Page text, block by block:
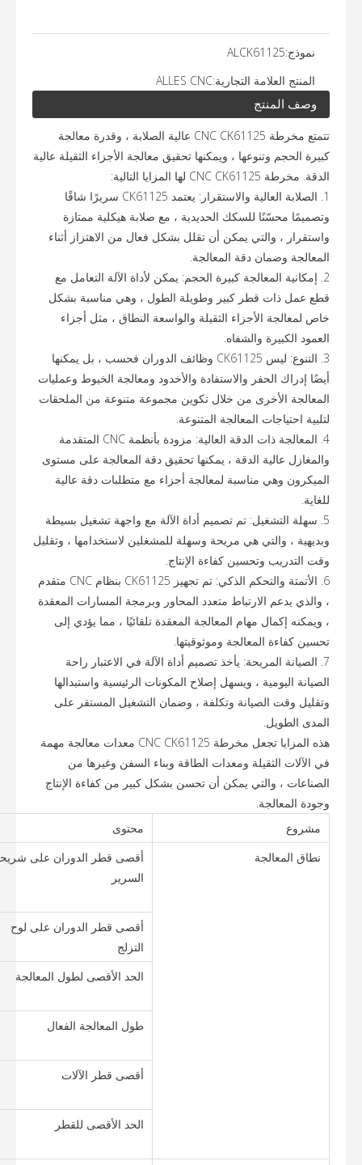
نموذج:ALCK61125
المنتج العلامة التجارية:ALLES CNC
وصف المنتج
تتمتع مخرطة CNC CK61125 عالية الصلابة ، وقدرة معالجة
كبيرة الحجم وتنوعها ، ويمكنها تحقيق معالجة الأجزاء الثقيلة عالية
الدقة. مخرطة CNC CK61125 لها المزايا التالية:
1. الصلابة العالية والاستقرار: يعتمد CK61125 سريرًا شاقًا
وتصميمًا محسّنًا للسكك الحديدية ، مع صلابة هيكلية ممتازة
واستقرار ، والتي يمكن أن تقلل بشكل فعال من الاهتزاز أثناء
المعالجة وضمان دقة المعالجة.
2. إمكانية المعالجة كبيرة الحجم: يمكن لأداة الآلة التعامل مع
قطع عمل ذات قطر كبير وطويلة الطول ، وهي مناسبة بشكل
خاص لمعالجة الأجزاء الثقيلة والواسعة النطاق ، مثل أجزاء
العمود الكبيرة والشفاه.
3. التنوع: ليس CK61125 وظائف الدوران فحسب ، بل يمكنها
أيضًا إدراك الحفر والاستفادة والأخدود ومعالجة الخيوط وعمليات
المعالجة الأخرى من خلال تكوين مجموعة متنوعة من الملحقات
لتلبية احتياجات المعالجة المتنوعة.
4. المعالجة ذات الدقة العالية: مزودة بأنظمة CNC المتقدمة
والمغازل عالية الدقة ، يمكنها تحقيق دقة المعالجة على مستوى
الميكرون وهي مناسبة لمعالجة أجزاء مع متطلبات دقة عالية
للغاية.
5. سهلة التشغيل: تم تصميم أداة الآلة مع واجهة تشغيل بسيطة
وبديهية ، والتي هي مريحة وسهلة للمشغلين لاستخدامها ، وتقليل
وقت التدريب وتحسين كفاءة الإنتاج.
6. الأتمتة والتحكم الذكي: تم تجهيز CK61125 بنظام CNC متقدم
، والذي يدعم الارتباط متعدد المحاور وبرمجة المسارات المعقدة
، ويمكنه إكمال مهام المعالجة المعقدة تلقائيًا ، مما يؤدي إلى
تحسين كفاءة المعالجة وموثوقيتها.
7. الصيانة المريحة: يأخذ تصميم أداة الآلة في الاعتبار راحة
الصيانة اليومية ، ويسهل إصلاح المكونات الرئيسية واستبدالها
وتقليل وقت الصيانة وتكلفة ، وضمان التشغيل المستقر على
المدى الطويل.
هذه المزايا تجعل مخرطة CNC CK61125 معدات معالجة مهمة
في الآلات الثقيلة ومعدات الطاقة وبناء السفن وغيرها من
الصناعات ، والتي يمكن أن تحسن بشكل كبير من كفاءة الإنتاج
وجودة المعالجة.
مشروع
محتوى
نطاق المعالجة
أقصى قطر الدوران على
السرير
أقصى قطر الدوران على لوح
التزلج
الحد الأقصى لطول المعالجة
طول المعالجة الفعال
أقصى قطر الآلات
الحد الأقصى للقطر